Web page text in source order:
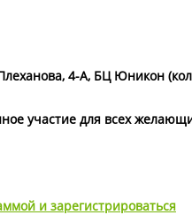
4-А, БЦ Юникон
участие для всех
и зарегистрироваться